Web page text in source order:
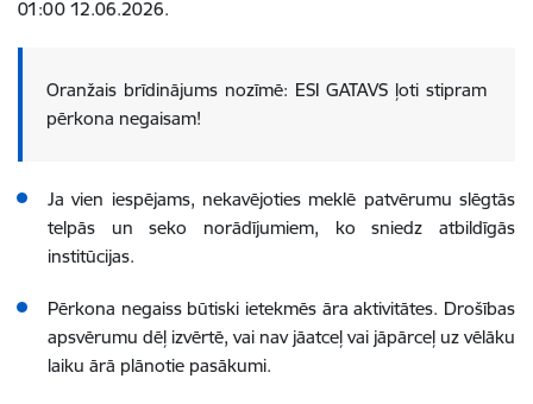
01:00 12.06.2026.
Oranžais brīdinājums nozīmē: ESI GATAVS ļoti stipram
pērkona negaisam!
Ja vien iespējams, nekavējoties meklē patvērumu slēgtās
telpās un seko norādījumiem, ko sniedz atbildīgās
institūcijas.
Pērkona negaiss būtiski ietekmēs āra aktivitātes. Drošības
apsvērumu dēļ izvērtē, vai nav jāatceļ vai jāpārceļ uz vēlāku
laiku ārā plānotie pasākumi.